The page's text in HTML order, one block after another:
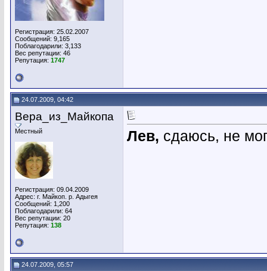
Регистрация: 25.02.2007
Сообщений: 9,165
Поблагодарили: 3,133
Вес репутации: 46
Репутация: 1747
24.07.2009, 04:42
Вера_из_Майкопа
Местный
Регистрация: 09.04.2009
Адрес: г. Майкоп. р. Адыгея
Сообщений: 1,200
Поблагодарили: 64
Вес репутации: 20
Репутация: 138
Лев, сдаюсь, не
24.07.2009, 05:57